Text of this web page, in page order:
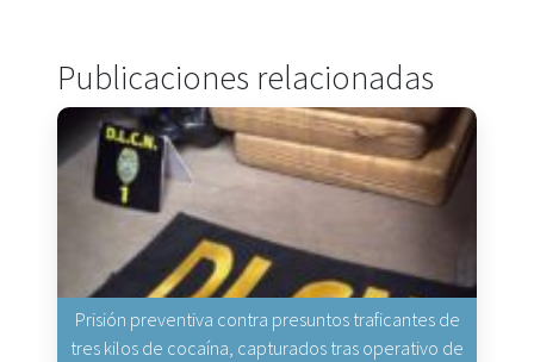
Publicaciones relacionadas
Prisión preventiva contra presuntos traficantes de
tres kilos de cocaína, capturados tras operativo de